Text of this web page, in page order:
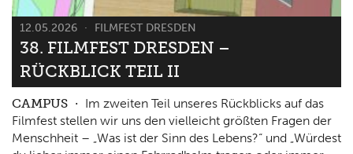
12.05.2026 FILMFEST DRESDEN
38. FILMFEST DRESDEN –
RÜCKBLICK TEIL II
CAMPUS
Im zweiten Teil unseres Rückblicks auf das
Filmfest stellen wir uns den vielleicht größten Fragen der
Menschheit – „Was ist der Sinn des Lebens?“ und „Würdest